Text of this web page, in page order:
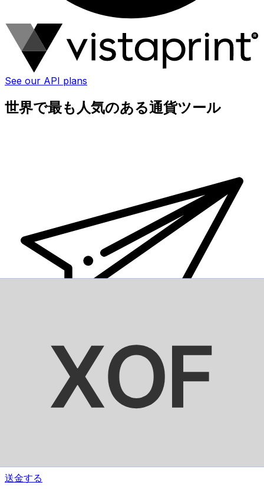
See our API plans
世界で最も人気のある通貨ツール
Xe 国際送金
送金する